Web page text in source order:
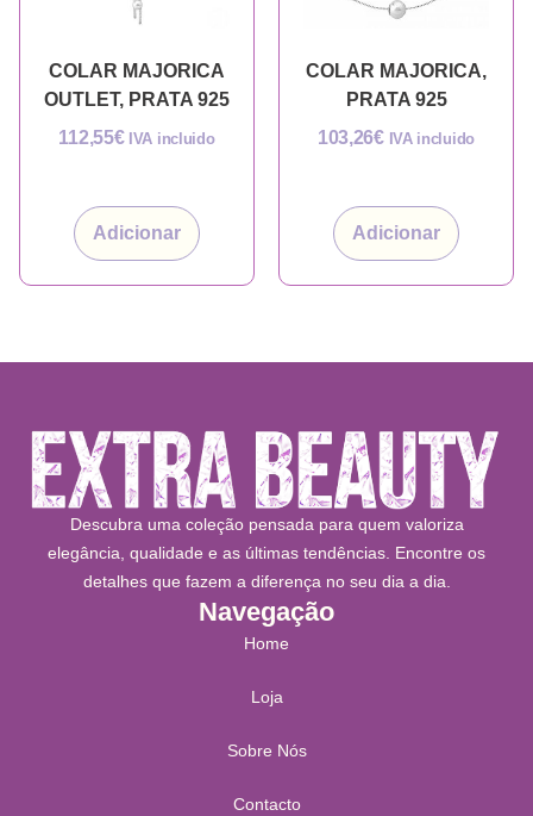
COLAR MAJORICA
OUTLET, PRATA 925
112,55€ IVA incluido
Adicionar
COLAR MAJORICA,
PRATA 925
103,26€ IVA incluido
Adicionar
Descubra uma coleção pensada para quem valoriza
elegância, qualidade e as últimas tendências. Encontre os
detalhes que fazem a diferença no seu dia a dia.
Navegação
Home
Loja
Sobre Nós
Contacto